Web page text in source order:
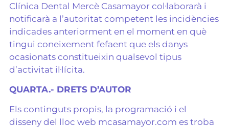
Clínica Dental Mercè Casamayor col·laborarà i
notificarà a l’autoritat competent les incidències
indicades anteriorment en el moment en què
tingui coneixement fefaent que els danys
ocasionats constitueixin qualsevol tipus
d’activitat il·lícita.
QUARTA.- DRETS D’AUTOR
Els continguts propis, la programació i el
disseny del lloc web mcasamayor.com es troba